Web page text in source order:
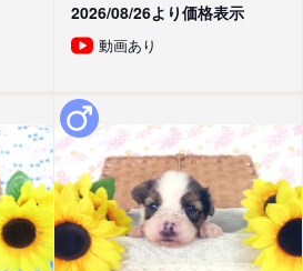
2026/08/26より価格表示
動画あり